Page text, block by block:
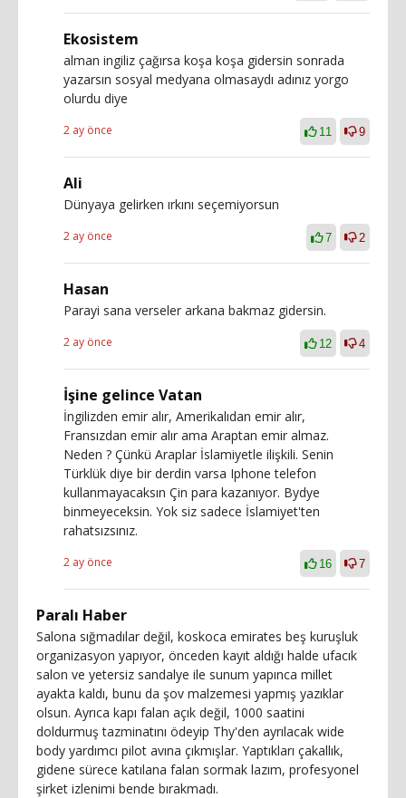
Ekosistem
alman ingiliz çağırsa koşa koşa gidersin sonrada
yazarsın sosyal medyana olmasaydı adınız yorgo
olurdu diye
2 ay önce 11 9
Ali
Dünyaya gelirken ırkını seçemiyorsun
2 ay önce 7 2
Hasan
Parayi sana verseler arkana bakmaz gidersin.
2 ay önce 12 4
İşine gelince Vatan
İngilizden emir alır, Amerikalıdan emir alır,
Fransızdan emir alır ama Araptan emir almaz.
Neden ? Çünkü Araplar İslamiyetle ilişkili. Senin
Türklük diye bir derdin varsa Iphone telefon
kullanmayacaksın Çin para kazanıyor. Bydye
binmeyeceksin. Yok siz sadece İslamiyet'ten
rahatsızsınız.
2 ay önce 16 7
Paralı Haber
Salona sığmadılar değil, koskoca emirates beş kuruşluk
organizasyon yapıyor, önceden kayıt aldığı halde ufacık
salon ve yetersiz sandalye ile sunum yapınca millet
ayakta kaldı, bunu da şov malzemesi yapmış yazıklar
olsun. Ayrıca kapı falan açık değil, 1000 saatini
doldurmuş tazminatını ödeyip Thy'den ayrılacak wide
body yardımcı pilot avına çıkmışlar. Yaptıkları çakallık,
gidene sürece katılana falan sormak lazım, profesyonel
şirket izlenimi bende bırakmadı.